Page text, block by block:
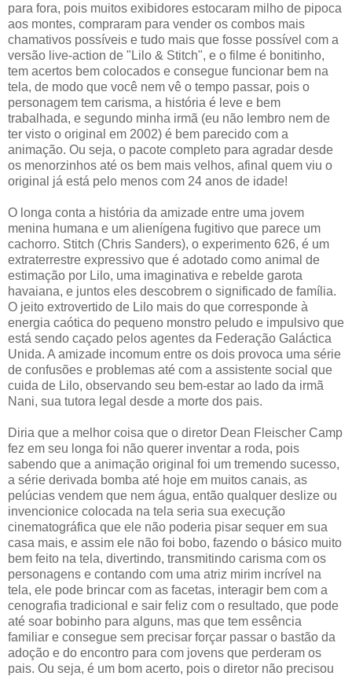
para fora, pois muitos exibidores estocaram milho de pipoca
aos montes, compraram para vender os combos mais
chamativos possíveis e tudo mais que fosse possível com a
versão live-action de "Lilo & Stitch", e o filme é bonitinho,
tem acertos bem colocados e consegue funcionar bem na
tela, de modo que você nem vê o tempo passar, pois o
personagem tem carisma, a história é leve e bem
trabalhada, e segundo minha irmã (eu não lembro nem de
ter visto o original em 2002) é bem parecido com a
animação. Ou seja, o pacote completo para agradar desde
os menorzinhos até os bem mais velhos, afinal quem viu o
original já está pelo menos com 24 anos de idade!
O longa conta a história da amizade entre uma jovem
menina humana e um alienígena fugitivo que parece um
cachorro. Stitch (Chris Sanders), o experimento 626, é um
extraterrestre expressivo que é adotado como animal de
estimação por Lilo, uma imaginativa e rebelde garota
havaiana, e juntos eles descobrem o significado de família.
O jeito extrovertido de Lilo mais do que corresponde à
energia caótica do pequeno monstro peludo e impulsivo que
está sendo caçado pelos agentes da Federação Galáctica
Unida. A amizade incomum entre os dois provoca uma série
de confusões e problemas até com a assistente social que
cuida de Lilo, observando seu bem-estar ao lado da irmã
Nani, sua tutora legal desde a morte dos pais.
Diria que a melhor coisa que o diretor Dean Fleischer Camp
fez em seu longa foi não querer inventar a roda, pois
sabendo que a animação original foi um tremendo sucesso,
a série derivada bomba até hoje em muitos canais, as
pelúcias vendem que nem água, então qualquer deslize ou
invencionice colocada na tela seria sua execução
cinematográfica que ele não poderia pisar sequer em sua
casa mais, e assim ele não foi bobo, fazendo o básico muito
bem feito na tela, divertindo, transmitindo carisma com os
personagens e contando com uma atriz mirim incrível na
tela, ele pode brincar com as facetas, interagir bem com a
cenografia tradicional e sair feliz com o resultado, que pode
até soar bobinho para alguns, mas que tem essência
familiar e consegue sem precisar forçar passar o bastão da
adoção e do encontro para com jovens que perderam os
pais. Ou seja, é um bom acerto, pois o diretor não precisou